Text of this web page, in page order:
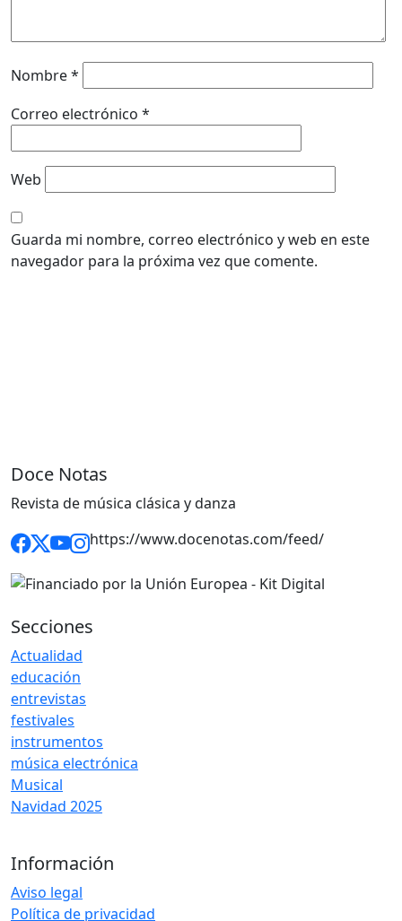
Nombre*
Correo electrónico *
Web
Guarda mi nombre, correo electrónico y web en este
navegador para la próxima vez que comente.
Doce Notas
Revista de música clásica y danza
https://www.docenotas.com/feed/
Secciones
Actualidad
educación
entrevistas
festivales
instrumentos
música electrónica
Musical
Navidad 2025
Información
Aviso legal
Política de privacidad